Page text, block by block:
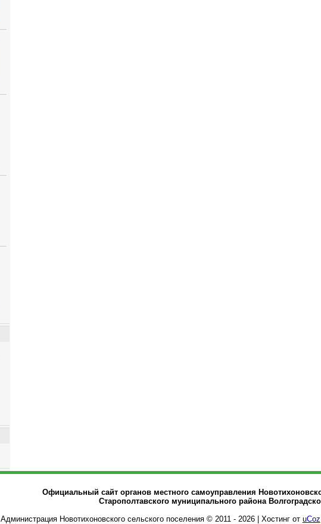
Официальный сайт органов местного самоуправления
Старополтавского муниципального района
Администрация Новотихоновского сельского поселения © 2011 - 2026| Хостинг от uCoz